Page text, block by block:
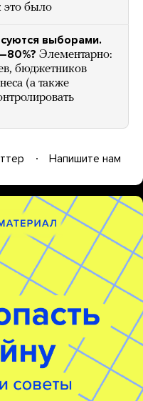
это было
выборами.
Элементарно:
бюджетников
(а также
Напишите нам